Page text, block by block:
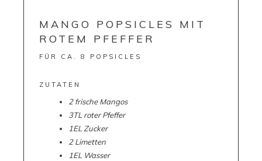
MANGO POPSICLES MIT
ROTEM PFEFFER
FÜR CA. 8 POPSICLES
ZUTATEN
2 frische Mangos
3TL roter Pfeffer
1EL Zucker
2 Limetten
1EL Wasser